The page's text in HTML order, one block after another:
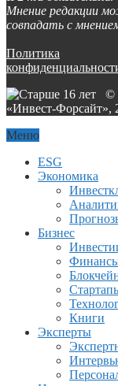
Мнение редакции
совпадать с
Политика
©
«Инвест-Форсайт»,
Меню
ESG
Экономика
Бизнес
Книги
Эксперты